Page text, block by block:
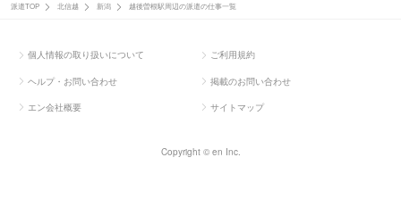
派遣TOP 北信越 新潟 越後曽根駅周辺の派遣の仕事一覧
個人情報の取り扱いについて ご利用規約
ヘルプ・お問い合わせ 掲載のお問い合わせ
エン会社概要 サイトマップ
Copyright © en Inc.